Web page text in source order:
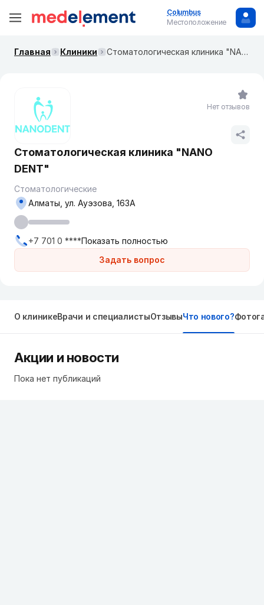
Columbus
Местоположение
Главная Клиники Стоматологическая клиника "NANO DENT"
Стоматологическая клиника "NANO
DENT"
Стоматологические
Задать вопрос
Алматы, ул. Ауэзова, 163А
+7 701 0 ****Показать полностью
Нет отзывов
О клиникеВрачи и специалистыОтзывыЧто нового?
Акции и новости
Пока нет публикаций